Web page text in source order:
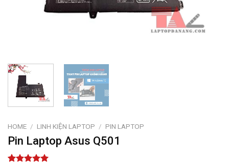
HOME / LINH KIỆN LAPTOP / PIN LAPTOP
Pin Laptop Asus Q501